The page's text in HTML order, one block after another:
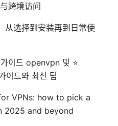
跨境访问
从选择到安装再到日常使
이드 openvpn 및 ⭐
이드와 최신 팁
VPNs: how to pick a
2025 and beyond